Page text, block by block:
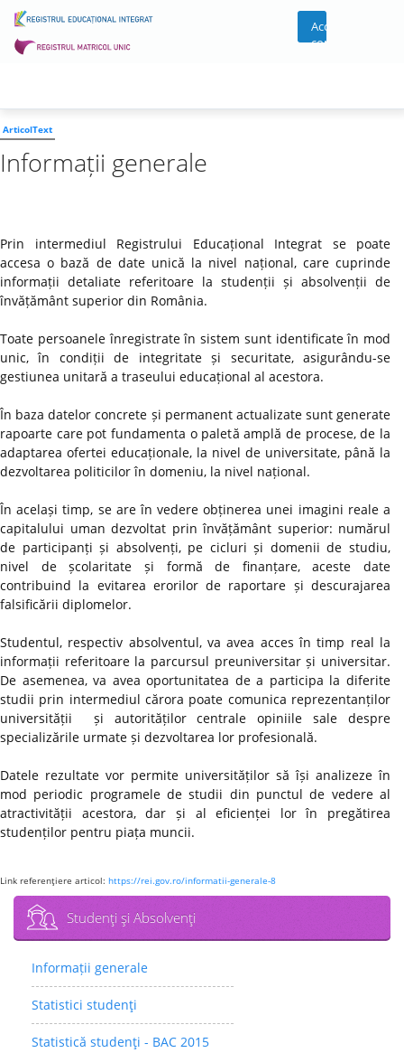
Acces
cont
ArticolText
Informații generale
Prin intermediul Registrului Educațional Integrat se poate
accesa o bază de date unică la nivel național, care cuprinde
informații detaliate referitoare la studenții și absolvenții de
învățământ superior din România.
Toate persoanele înregistrate în sistem sunt identificate în mod
unic, în condiții de integritate și securitate, asigurându-se
gestiunea unitară a traseului educațional al acestora.
În baza datelor concrete și permanent actualizate sunt generate
rapoarte care pot fundamenta o paletă amplă de procese, de la
adaptarea ofertei educaționale, la nivel de universitate, până la
dezvoltarea politicilor în domeniu, la nivel național.
În același timp, se are în vedere obținerea unei imagini reale a
capitalului uman dezvoltat prin învățământ superior: numărul
de participanți și absolvenți, pe cicluri și domenii de studiu,
nivel de școlaritate și formă de finanțare, aceste date
contribuind la evitarea erorilor de raportare și descurajarea
falsificării diplomelor.
Studentul, respectiv absolventul, va avea acces în timp real la
informații referitoare la parcursul preuniversitar și universitar.
De asemenea, va avea oportunitatea de a participa la diferite
studii prin intermediul cărora poate comunica reprezentanților
universității și autorităților centrale opiniile sale despre
specializările urmate și dezvoltarea lor profesională.
Datele rezultate vor permite universităților să își analizeze în
mod periodic programele de studii din punctul de vedere al
atractivității acestora, dar și al eficienței lor în pregătirea
studenților pentru piața muncii.
Link referenţiere articol: https://rei.gov.ro/informatii-generale-8
Studenţi şi Absolvenţi
Informații generale
Statistici studenţi
Statistică studenţi - BAC 2015